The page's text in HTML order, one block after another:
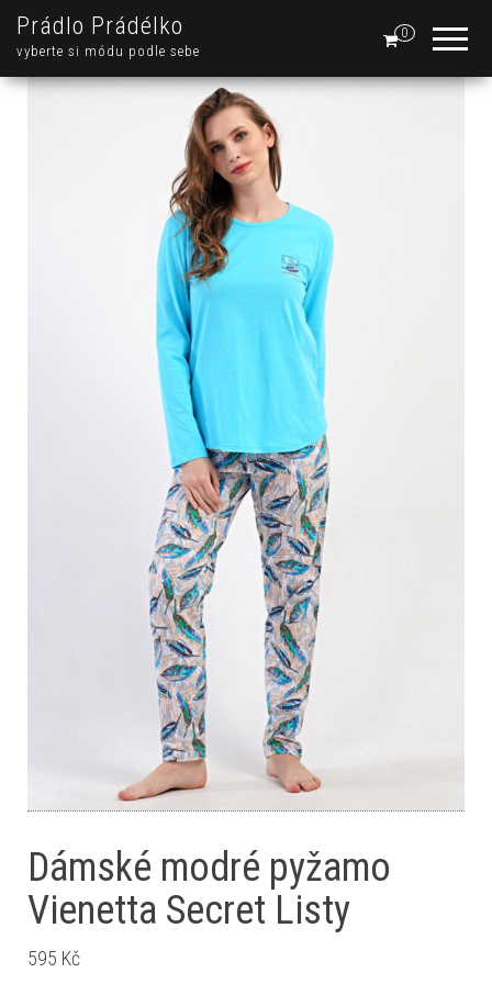
Prádlo Prádélko
vyberte si módu podle sebe
0
Dámské modré pyžamo
Vienetta Secret Listy
595 Kč